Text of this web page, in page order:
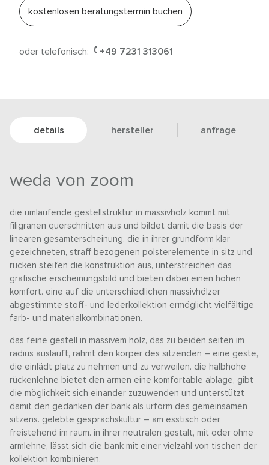
kostenlosen beratungstermin buchen
oder telefonisch: +49 7231 313061
details hersteller anfrage
weda von zoom
die umlaufende gestellstruktur in massivholz kommt mit
filigranen querschnitten aus und bildet damit die basis der
linearen gesamterscheinung. die in ihrer grundform klar
gezeichneten, straff bezogenen polsterelemente in sitz und
rücken steifen die konstruktion aus, unterstreichen das
grafische erscheinungsbild und bieten dabei einen hohen
komfort. eine auf die unterschiedlichen massivhölzer
abgestimmte stoff- und lederkollektion ermöglicht vielfältige
farb- und materialkombinationen.
das feine gestell in massivem holz, das zu beiden seiten im
radius ausläuft, rahmt den körper des sitzenden – eine geste,
die einlädt platz zu nehmen und zu verweilen. die halbhohe
rückenlehne bietet den armen eine komfortable ablage, gibt
die möglichkeit sich einander zuzuwenden und unterstützt
damit den gedanken der bank als urform des gemeinsamen
sitzens. gelebte gesprächskultur – am esstisch oder
freistehend im raum. in ihrer neutralen gestalt, mit oder ohne
armlehne, lässt sich die bank mit einer vielzahl von tischen der
kollektion kombinieren.